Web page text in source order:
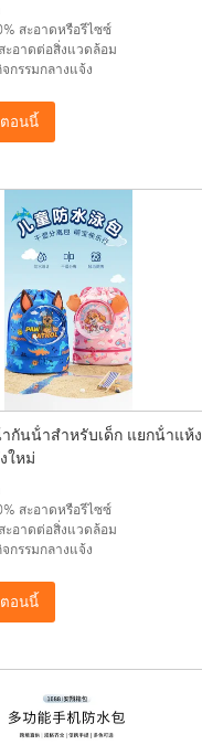
สะอาดหรือรีไซซ์
ะอาดต่อสิ่งแวดล้อม
กรรมกลางแจ้ง
อนนี้
ากันน้ําสําหรับเด็ก แยกน้ําแห้ง
ใหม่
สะอาดหรือรีไซซ์
ะอาดต่อสิ่งแวดล้อม
กรรมกลางแจ้ง
อนนี้